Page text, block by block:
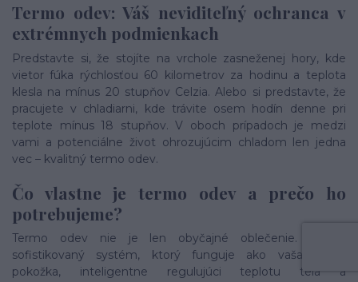
Termo odev: Váš neviditeľný ochranca v
extrémnych podmienkach
Predstavte si, že stojíte na vrchole zasneženej hory, kde
vietor fúka rýchlosťou 60 kilometrov za hodinu a teplota
klesla na mínus 20 stupňov Celzia. Alebo si predstavte, že
pracujete v chladiarni, kde trávite osem hodín denne pri
teplote mínus 18 stupňov. V oboch prípadoch je medzi
vami a potenciálne život ohrozujúcim chladom len jedna
vec – kvalitný termo odev.
Čo vlastne je termo odev a prečo ho
potrebujeme?
Termo odev nie je len obyčajné oblečenie. Je to
sofistikovaný systém, ktorý funguje ako vaša druhá
pokožka, inteligentne regulujúci teplotu tela a